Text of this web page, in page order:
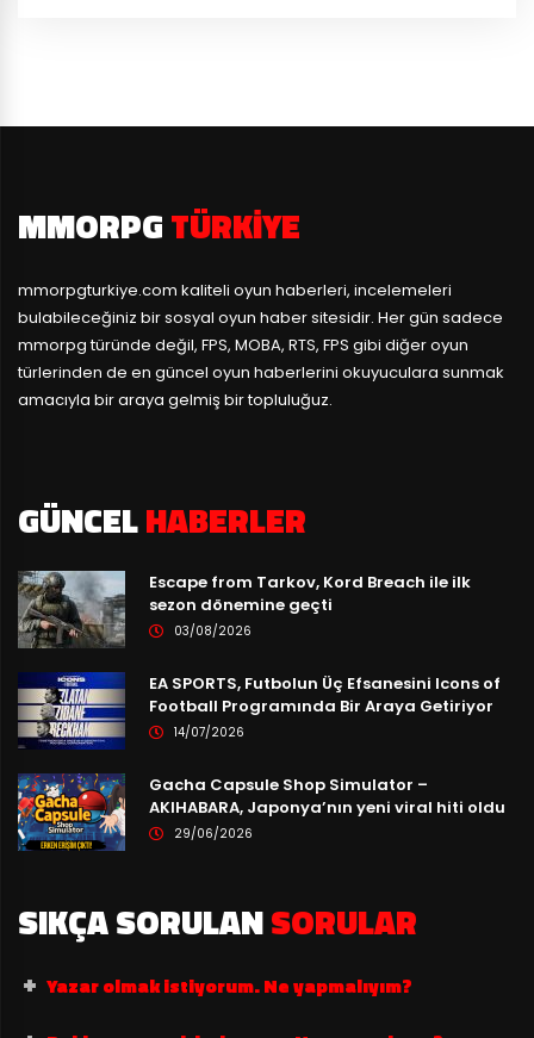
MMORPGTÜRKIYE
mmorpgturkiye.com kaliteli oyun haberleri, incelemeleri
bulabileceğiniz bir sosyal oyun haber sitesidir. Her gün sadece
mmorpg türünde değil, FPS, MOBA, RTS, FPS gibi diğer oyun
türlerinden de en güncel oyun haberlerini okuyuculara sunmak
amacıyla bir araya gelmiş bir topluluğuz.
GÜNCELHABERLER
Escape from Tarkov, Kord Breach ile ilk
sezon dönemine geçti
03/08/2026
EA SPORTS, Futbolun Üç Efsanesini Icons of
Football Programında Bir Araya Getiriyor
14/07/2026
Gacha Capsule Shop Simulator –
AKIHABARA, Japonya’nın yeni viral hiti oldu
29/06/2026
SIKÇA SORULANSORULAR
Yazar olmak istiyorum. Ne yapmalıyım?